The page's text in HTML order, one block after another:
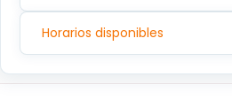
Horarios disponibles